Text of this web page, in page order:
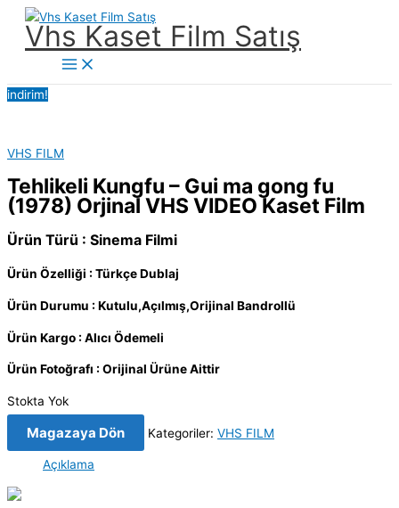
İçeriğe
Vhs Kaset Film Satış
Main
Menu
indirim!
VHS FILM
Tehlikeli Kungfu – Gui ma gong fu
(1978) Orjinal VHS VIDEO Kaset Film
Ürün Türü : Sinema Filmi
Ürün Özelliği : Türkçe Dublaj
Ürün Durumu : Kutulu,Açılmış,Orijinal Bandrollü
Ürün Kargo : Alıcı Ödemeli
Ürün Fotoğrafı : Orijinal Ürüne Aittir
Stokta Yok
Magazaya Dön Kategoriler: VHS FILM
Açıklama